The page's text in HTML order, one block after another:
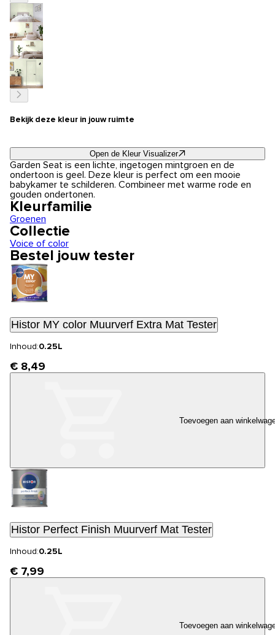
Bekijk deze kleur in jouw ruimte
Open de Kleur Visualizer
Garden Seat is een lichte, ingetogen mintgroen en de
ondertoon is geel. Deze kleur is perfect om een mooie
babykamer te schilderen. Combineer met warme rode en
gouden ondertonen.
Kleurfamilie
Groenen
Collectie
Voice of color
Bestel jouw tester
Histor MY color Muurverf Extra Mat Tester
Inhoud:0.25L
€ 8,49
Toevoegen aan
Histor Perfect Finish Muurverf Mat Tester
Inhoud:0.25L
€ 7,99
Toevoegen aan